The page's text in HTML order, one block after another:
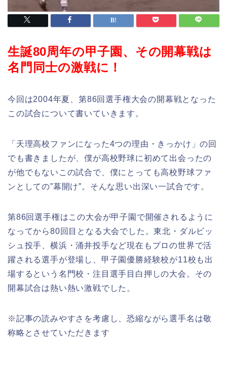
生誕80周年の甲子園、その開幕戦は
名門同士の激戦に！
今回は2004年夏、第86回選手権大会の開幕戦となった
この試合について書いていきます。
「天理高校ファンになった4つの理由・きっかけ」の回
でも書きましたが、僕が高校野球に初めて出会ったの
が他でもないこの試合で、僕にとっても高校野球ファ
ンとしての”幕開け”。そんな思い出深い一試合です。
第86回選手権はこの大会が甲子園で開催されるように
なってから80回目となる大会でした。東北・ダルビッ
シュ投手、横浜・涌井投手など現在もプロの世界で活
躍される選手が登場し、甲子園優勝経験校が11校も出
場するという名門校・注目選手目白押しの大会。その
開幕試合は熱い熱い激戦でした。
※記事の読みやすさを考慮し、恐縮ながら選手名は敬
称略とさせていただきます